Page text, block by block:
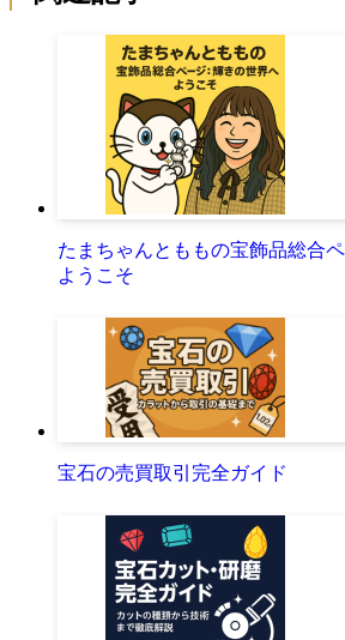
たまちゃんとももの宝飾品総合
ようこそ
宝石の売買取引完全ガイド